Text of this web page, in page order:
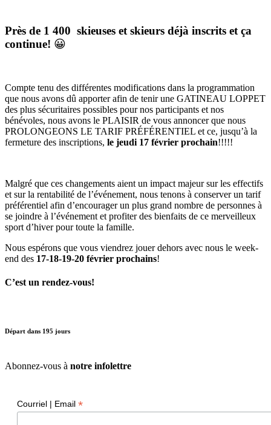
Près de 1 400 skieuses et skieurs déjà inscrits et ça
continue! 😀
Compte tenu des différentes modifications dans la programmation
que nous avons dû apporter afin de tenir une GATINEAU LOPPET
des plus sécuritaires possibles pour nos participants et nos
bénévoles, nous avons le PLAISIR de vous annoncer que nous
PROLONGEONS LE TARIF PRÉFÉRENTIEL et ce, jusqu’à la
fermeture des inscriptions, le jeudi 17 février prochain!!!!!
Malgré que ces changements aient un impact majeur sur les effectifs
et sur la rentabilité de l’événement, nous tenons à conserver un tarif
préférentiel afin d’encourager un plus grand nombre de personnes à
se joindre à l’événement et profiter des bienfaits de ce merveilleux
sport d’hiver pour toute la famille.
Nous espérons que vous viendrez jouer dehors avec nous le week-
end des 17-18-19-20 février prochains!
C’est un rendez-vous!
Départ dans 195 jours
Abonnez-vous à notre infolettre
Courriel | Email *